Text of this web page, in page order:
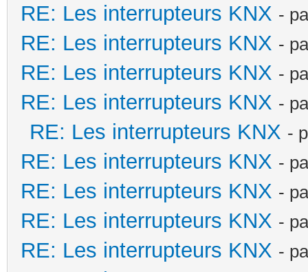
RE: Les interrupteurs KNX -
RE: Les interrupteurs KNX -
RE: Les interrupteurs KNX -
RE: Les interrupteurs KNX -
RE: Les interrupteurs KNX -
RE: Les interrupteurs KNX -
RE: Les interrupteurs KNX -
RE: Les interrupteurs KNX -
RE: Les interrupteurs KNX -